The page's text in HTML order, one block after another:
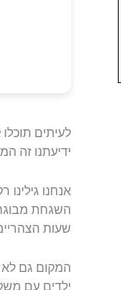
לעיתים
ידיעתנו זה
השגחת
שעות
המקום גם לא
ילדים עם